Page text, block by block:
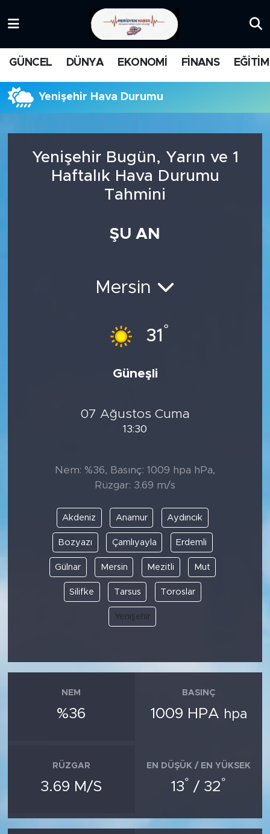
GÜNCEL DÜNYA EKONOMİ FİNANS EĞİTİM
Yenişehir Hava Durumu
Yenişehir Bugün, Yarın ve 1
Haftalık Hava Durumu
Tahmini
ŞU AN
Mersin
31 °
Güneşli
07 Ağustos Cuma
13:30
Nem: %36, Basınç: 1009 hpa hPa,
Rüzgar: 3.69 m/s
Akdeniz Anamur Aydıncık
Bozyazı Çamlıyayla Erdemli
Gülnar Mersin Mezitli Mut
Silifke Tarsus Toroslar
Yenişehir
NEM
%36
BASINÇ
1009 HPA hpa
RÜZGAR
3.69 M/S
EN DÜŞÜK / EN YÜKSEK
13° / 32°
FİNANS
BİLİM-TEKNOLOJİ
DİNİ
POLİTİKA
EKONOMİ
SPOR
KÜLTÜR SANAT
TARİHTEN GÜNÜMÜZE
TARİH
SİYASET
Süper Lig Puan Durumu ve Fikstür
Tüm Manşetler
Son Dakika Haberleri